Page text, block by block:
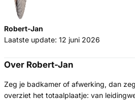
Robert-Jan
Laatste update: 12 juni 2026
Over Robert-Jan
Zeg je badkamer of afwerking, dan
overziet het totaalplaatje: van